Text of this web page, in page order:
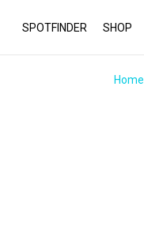
SPOTFINDER SHOP
Home